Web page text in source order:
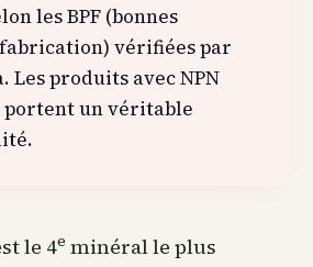
les BPF (bonnes
vérifiées par
Les produits avec NPN
portent un véritable
le 4e minéral le plus